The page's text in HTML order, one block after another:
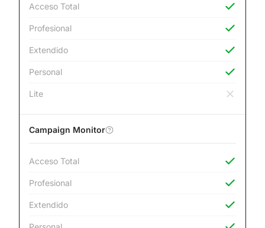
Acceso Total
Profesional
Extendido
Personal
Lite
Campaign Monitor
Acceso Total
Profesional
Extendido